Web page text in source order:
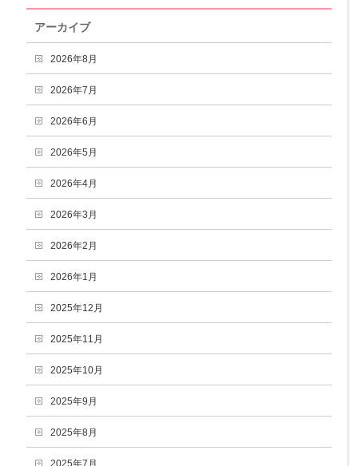
アーカイブ
2026年8月
2026年7月
2026年6月
2026年5月
2026年4月
2026年3月
2026年2月
2026年1月
2025年12月
2025年11月
2025年10月
2025年9月
2025年8月
2025年7月